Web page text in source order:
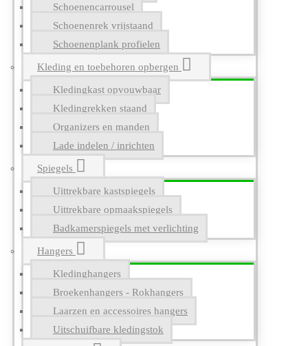
Schoenencarrousel
Schoenenrek vrijstaand
Schoenenplank profielen
Kleding en toebehoren opbergen
Kledingkast opvouwbaar
Kledingrekken staand
Organizers en manden
Lade indelen / inrichten
Spiegels
Uittrekbare kastspiegels
Uittrekbare opmaakspiegels
Badkamerspiegels met verlichting
Hangers
Kledinghangers
Broekenhangers - Rokhangers
Laarzen en accessoires hangers
Uitschuifbare kledingstok